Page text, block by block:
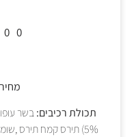
מחיר
תכולת רכיבים:
5%) תירס קמח תירס